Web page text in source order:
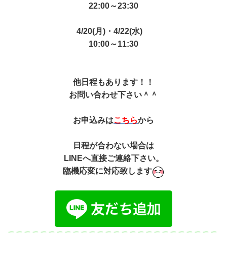
22:00～23:30
4/20(月)・4/22(水)
10:00～11:30
他日程もあります！！
お問い合わせ下さい＾＾
お申込みはこちらから
日程が合わない場合は
LINEへ直接ご連絡下さい。
臨機応変に対応致します